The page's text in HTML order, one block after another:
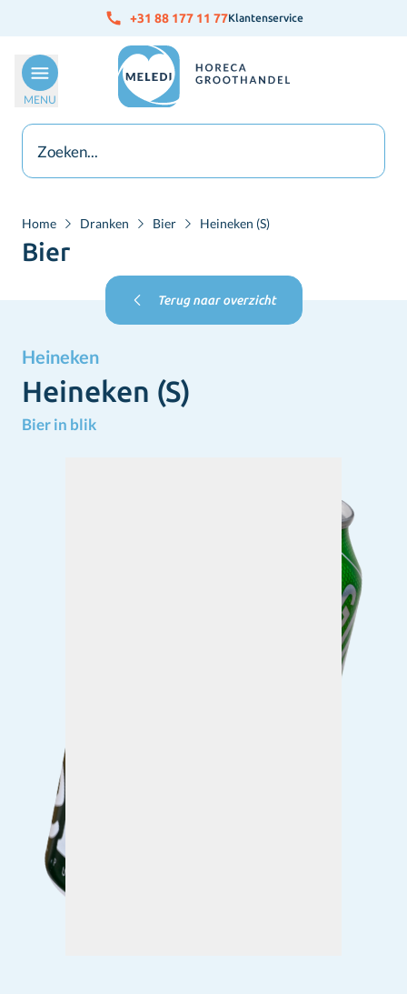
Ga naar de inhoud +31 88 177 11 77Klantenservice
MENU
Home Dranken Bier Heineken (S)
Bier
Terug naar overzicht
Heineken
Heineken (S)
Bier in blik